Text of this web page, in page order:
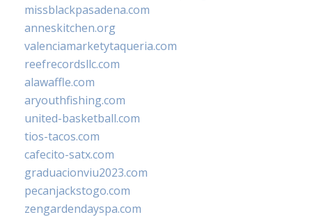
missblackpasadena.com
anneskitchen.org
valenciamarketytaqueria.com
reefrecordsllc.com
alawaffle.com
aryouthfishing.com
united-basketball.com
tios-tacos.com
cafecito-satx.com
graduacionviu2023.com
pecanjackstogo.com
zengardendayspa.com